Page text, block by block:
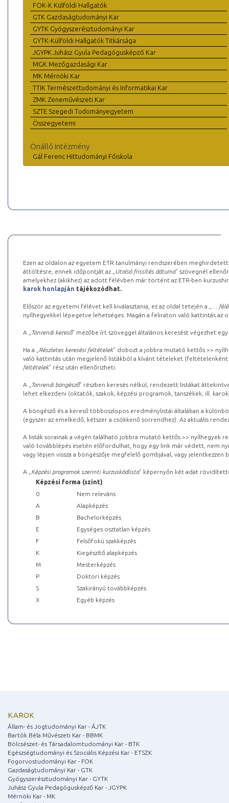
FOK-K Külföldi Hallgatók
GTK Gazdaságtudományi Kar
GYTK Gyógyszerésztudományi Kar
GYTK-Külföldi Hallgatók Titkársága
JGYPK Juhász Gyula Pedagógusképző Kar
MGK Mezőgazdasági Kar
MK Mérnöki Kar
TTIK Természettudományi és Informatikai Kar
ZMK Zeneművészeti Kar
SZTE Szegedi Tudományegyetem
Összegyetemi
Önálló intézmény
Gál Ferenc Hittudományi Főiskola
Ezen az oldalon az egyetem ETR tanulmányi rendszerében
áttöltésre, ennek időpontját az „ Utolsó frissítés dátuma” szövegnél
amelyekhez (akikhez) az adott félévben már történt az ETR-ben
karok honlapján tájékozódhat.
Először az egyetemi félévet kell kiválasztania, ez az oldal tetején a „
…
nyílhegyekkel lépegetve lehetséges. Magán a feliraton való kattintás az
A „ Tanrendi kereső” mezőbe írt szöveggel általános keresést végezhet
Ha a „ Részletes keresési feltételek” dobozt a jobbra mutató kettős >>
való kattintás után megjelenő listákból a kívánt tételeket (feltételenként
feltételek” rész után ellenőrizheti.
A „ Tanrendi böngésző” részben keresés nélkül, rendezett listákat
lehet elkezdeni (oktatók, szakok, képzési programok, tanszékek, ill.
A böngésző és a kereső többoszlopos eredménylistái általában a
(egyszer az emelkedő, kétszer a csökkenő sorrendhez). Az aktuális
A listák sorainak a végén található jobbra mutató kettős >> nyílhegyek
való továbblépés esetén előfordulhat, hogy egy link már védett, nem
vagy lépjen vissza a böngészője megfelelő gombjával, vagy
A „ Képzési programok szerinti kurzuskódlista” képernyőn két adat
Képzési forma (szint)
0
Nem releváns
A
Alapképzés
B
Bachelorképzés
E
Egységes osztatlan képzés
F
Felsőfokú szakképzés
K
Kiegészítő alapképzés
M
Mesterképzés
P
Doktori képzés
S
Szakirányú továbbképzés
X
Egyéb képzés
KAROK
Állam- és Jogtudományi Kar - ÁJTK
Bartók Béla Művészeti Kar - BBMK
Bölcsészet- és Társadalomtudományi Kar - BTK
Egészségtudományi és Szociális Képzési Kar - ETSZK
Fogorvostudományi Kar - FOK
Gazdaságtudományi Kar - GTK
Gyógyszerésztudományi Kar - GYTK
Juhász Gyula Pedagógusképző Kar - JGYPK
Mérnöki Kar - MK